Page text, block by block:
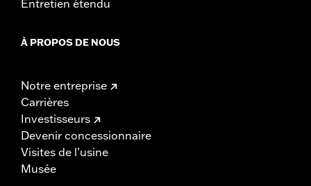
Entretien étendu
À PROPOS DE NOUS
Notre entreprise
Carrières
Investisseurs
Devenir concessionnaire
Visites de l’usine
Musée